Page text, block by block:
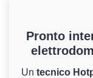
Pronto
Un tecnico